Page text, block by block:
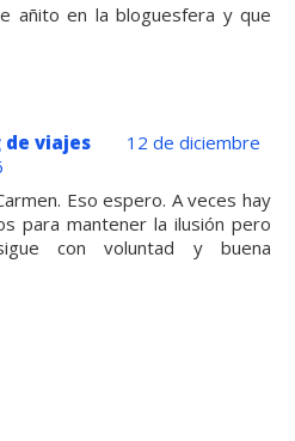
añito en la bloguesfera y que
de viajes
12 de diciembre
Eso espero. A veces hay
para mantener la ilusión pero
con voluntad y buena